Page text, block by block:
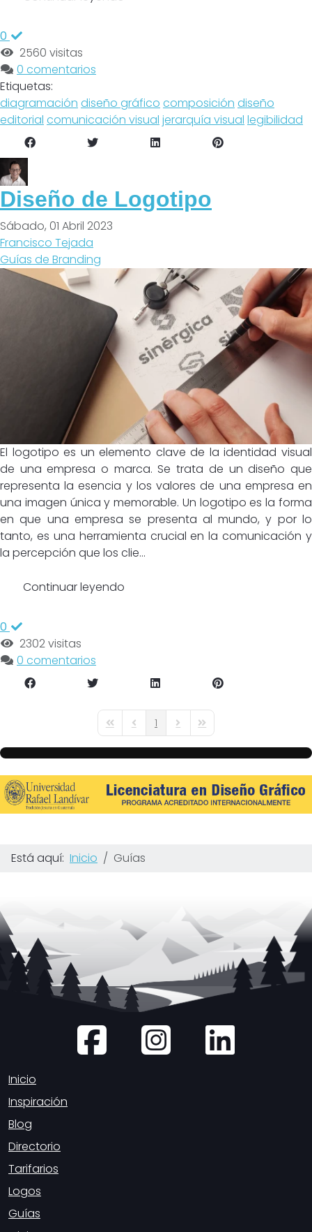
0
2560 visitas
0 comentarios
Etiquetas:
diagramación diseño gráfico composición diseño
editorial comunicación visual jerarquía visual legibilidad
Diseño de Logotipo
Sábado, 01 Abril 2023
Francisco Tejada
Guías de Branding
El logotipo es un elemento clave de la identidad visual
de una empresa o marca. Se trata de un diseño que
representa la esencia y los valores de una empresa en
una imagen única y memorable. Un logotipo es la forma
en que una empresa se presenta al mundo, y por lo
tanto, es una herramienta crucial en la comunicación y
la percepción que los clie...
Continuar leyendo
0
2302 visitas
0 comentarios
First PagePrevious Page
1 Next PageLast Page
Está aquí: Inicio Guías
Inicio
Inspiración
Blog
Directorio
Tarifarios
Logos
Guías